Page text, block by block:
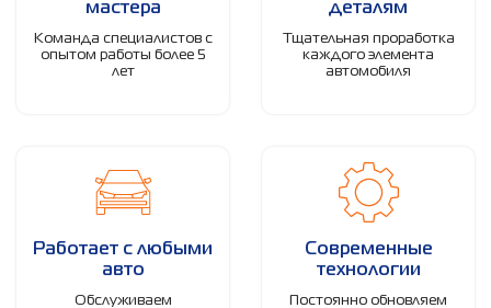
мастера
Команда специалистов с
опытом работы более 5
лет
деталям
Тщательная проработка
каждого элемента
автомобиля
Работает с любыми
авто
Обслуживаем
Современные
технологии
Постоянно обновляем